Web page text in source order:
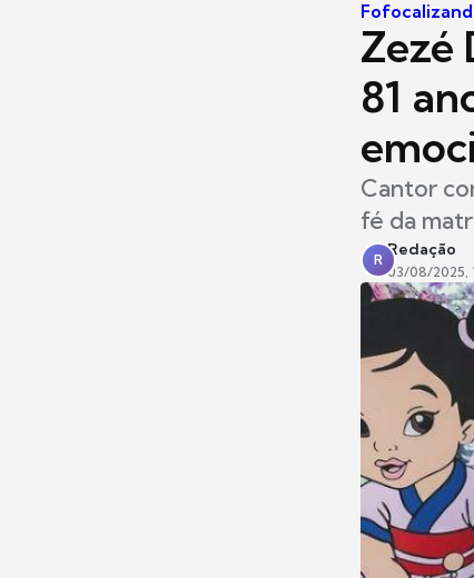
Zezé
81
Cantor
fé da
R
Redação
03/08/2025,